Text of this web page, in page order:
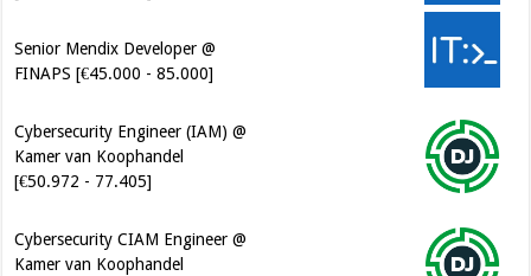
Senior Mendix Developer @
FINAPS [€45.000 - 85.000]
Cybersecurity Engineer (IAM) @
Kamer van Koophandel
[€50.972 - 77.405]
Cybersecurity CIAM Engineer @
Kamer van Koophandel